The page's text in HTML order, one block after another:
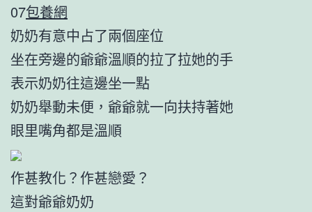
07包養網
奶奶有意中占了兩個座位
坐在旁邊的爺爺溫順的拉了拉她的手
表示奶奶往這邊坐一點
奶奶舉動未便，爺爺就一向扶持著她
眼里嘴角都是溫順
作甚教化？作甚戀愛？
這對爺爺奶奶